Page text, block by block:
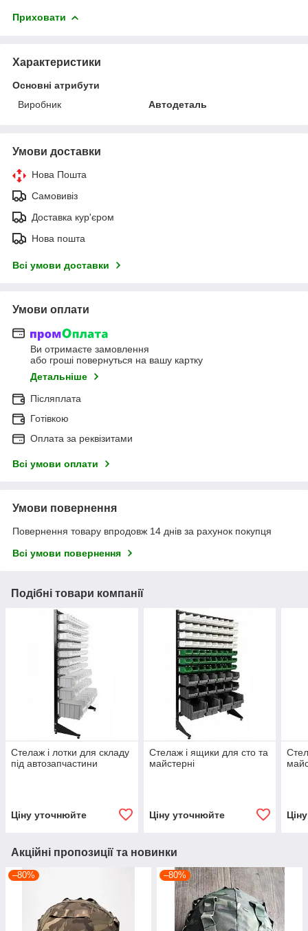
Приховати
Характеристики
Основні атрибути
Виробник
Автодеталь
Умови доставки
Нова Пошта
Самовивіз
Доставка кур'єром
Нова пошта
Всі умови доставки
Умови оплати
Ви отримаєте замовлення
або гроші повернуться на вашу картку
Детальніше
Післяплата
Готівкою
Оплата за реквізитами
Всі умови оплати
Умови повернення
Повернення товару впродовж 14 днів за рахунок покупця
Всі умови повернення
Подібні товари компанії
Стелаж і лотки для складу
під автозапчастини
Ціну уточнюйте
Стелаж і ящики для сто та
майстерні
Ціну уточнюйте
Акційні пропозиції та новинки
–80% –80%